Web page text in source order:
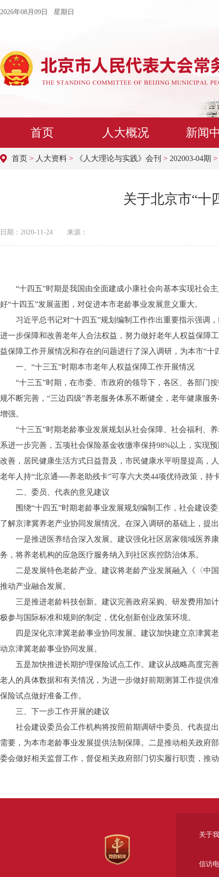
2026年08月09日 星期日
首页 人大概况 新闻
首页 > 人大资料 > 《人大理论与实践》会刊 > 202003-04期 >
关于北京市“十
日期：2020-11-24 来源：
“十四五”时期是我国由全面建成小康社会向基本实现社会主
好“十四五”发展蓝图，对促进本市老龄事业发展意义重大。
习近平总书记对“十四五”规划编制工作作出重要指示强调，
进一步保障和改善老年人合法权益，努力做好老年人权益保障
益保障工作开展情况和存在的问题进行了深入调研，为本市“
一、“十三五”时期本市老年人权益保障工作开展情况
“十三五”时期，在市委、市政府的领导下，各区、各部门按
规不断完善，“三边四级”养老服务体系不断健全，老年健康服
增强。
“十三五”时期老龄事业发展规划从社会保障、社会福利、养
系进一步完善，五项社会保险基金收缴率保持98%以上，实现
改善，居民健康生活方式日益普及，市民健康水平明显提高，
老年人持“北京通──养老助残卡”可享六大类44项优待政策，
二、委员、代表的意见建议
围绕“十四五”时期老龄事业发展规划编制工作，社会建设委
了解京津冀养老产业协同发展情况。在深入调研的基础上，提
一是推进医养结合深入发展。建议强化社区居家领域医养康
务，将养老机构的应急医疗服务纳入到社区疾控防治体系。
二是发展特色老龄产业。建议将老龄产业发展融入《〈中国
推动产业融合发展。
三是推进老龄科技创新。建议完善政府采购、研发费用加计
极参与国际标准和规则的制定，优化创新创业政策环境。
四是深化京津冀老龄事业协同发展。建议加快建立京津冀老
动京津冀老龄事业协同发展。
五是加快推进长期护理保险试点工作。建议从战略高度完善
老人的具体数据和有关情况，为进一步做好前期测算工作提供
保险试点做好准备工作。
三、下一步工作开展的建议
社会建设委员会工作机构将按照前期调研中委员、代表提出
需要，为本市老龄事业发展提供法制保障。二是推动相关政府
委会做好相关监督工作，督促相关政府部门切实履行职责，推
关于
信访